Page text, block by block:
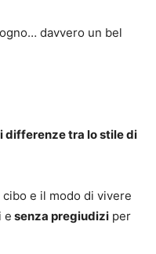
davvero un bel
differenze tra lo stile di
e il modo di vivere
e senza pregiudizi per